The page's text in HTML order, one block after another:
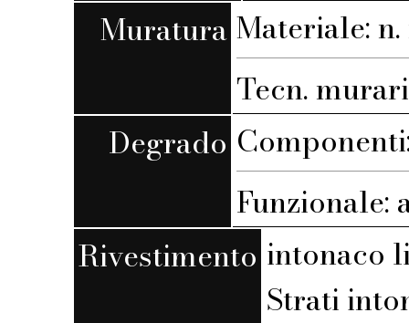
Muratura Materiale: n.
Tecn.
Degrado
Funzionale:
Rivestimento intonaco
Strati